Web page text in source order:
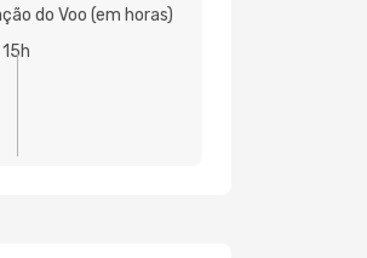
do Voo (em horas)
15h